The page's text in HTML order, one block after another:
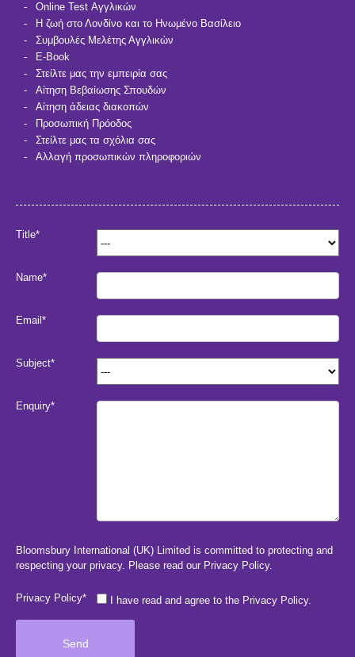
Online Test Αγγλικών
Η ζωή στο Λονδίνο και το Ηνωμένο Βασίλειο
Συμβουλές Μελέτης Αγγλικών
E-Book
Στείλτε μας την εμπειρία σας
Αίτηση Βεβαίωσης Σπουδών
Αίτηση άδειας διακοπών
Προσωπική Πρόοδος
Στείλτε μας τα σχόλια σας
Αλλαγή προσωπικών πληροφοριών
Title*
Name*
Email*
Subject*
Enquiry*
Bloomsbury International (UK) Limited is committed to protecting and
respecting your privacy. Please read our Privacy Policy.
Privacy Policy* I have read and agree to the Privacy Policy.